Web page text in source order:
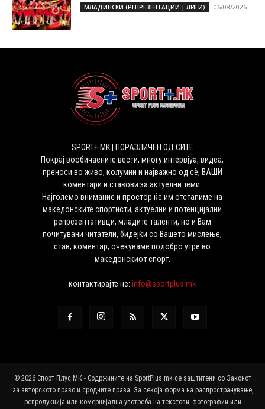
МЛАДИНСКИ (РЕПРЕЗЕНТАЦИИ | ЛИГИ) 06/08/2026
SPORT+ MK | ПОРАЗЛИЧЕН ОД СИТЕ
Покрај вообичаените вести, многу интервјуа, видеа,
преноси во живо, колумни и најважно од сѐ, ВАШИ
коментари и ставови за актуелни теми.
Најголемо внимание и простор ќе им отстапиме на
македонските спортисти, актуелни и потенцијални
репрезентативци, младите таленти, но и Вам
почитувани читатели, бидејќи со Вашето мислење,
став, коментар, очекуваме подобро утре во
македонскиот спорт.
контактирајте не:info@sportplus.mk
© 2026 Спорт Плус МК - Содржините на SportPlus.mk се заштитени со Законот
за авторското право и сродните права. За секоја форма на распространување,
репродукција или комерцијална употреба на текстови, фотографии или